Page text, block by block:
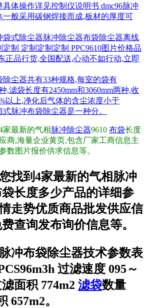
体操作详见控制仪说明书 dmc96脉冲
一般采用碳钢焊接而成,板材的厚度可
袋式除尘器脉冲除尘器布袋除尘器离线
制 定制定制定制 PPC9610图片价格品
正品行货,全国配送,心动不如行动,立即
除尘器共有33种规格,每室的袋有
,滤袋长度有2450mm和3060mm两种,收
以上,净化后气体的含尘浓度小于
式脉冲布袋除尘器是一种分。
家最新的气相脉冲除尘器9610 布袋长度
商,海量企业黄页,包含厂家工商信息主
数图片报价供求信息等。
找到4家最新的气相脉冲
袋长度多少产品的详细参
走势优质商品批发供应信
查询发布询价信息等。
冲布袋除尘器技术参数表
过滤速度 095～
面积 774m2 滤袋数量
657m2。